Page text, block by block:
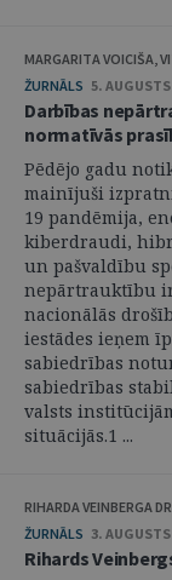
MARGARITA VOICIŠA,
ŽURNĀLS 5.
Darbības
normatīvās
Pēdējo gadu
mainījuši
19 pandēmija,
kiberdraudi,
un pašvaldību
nepārtrauktību
nacionālās
iestādes ieņem
sabiedrības
sabiedrības
valsts
situācijās.1 ...
RIHARDA VEINBERGA
ŽURNĀLS 3.
Rihards